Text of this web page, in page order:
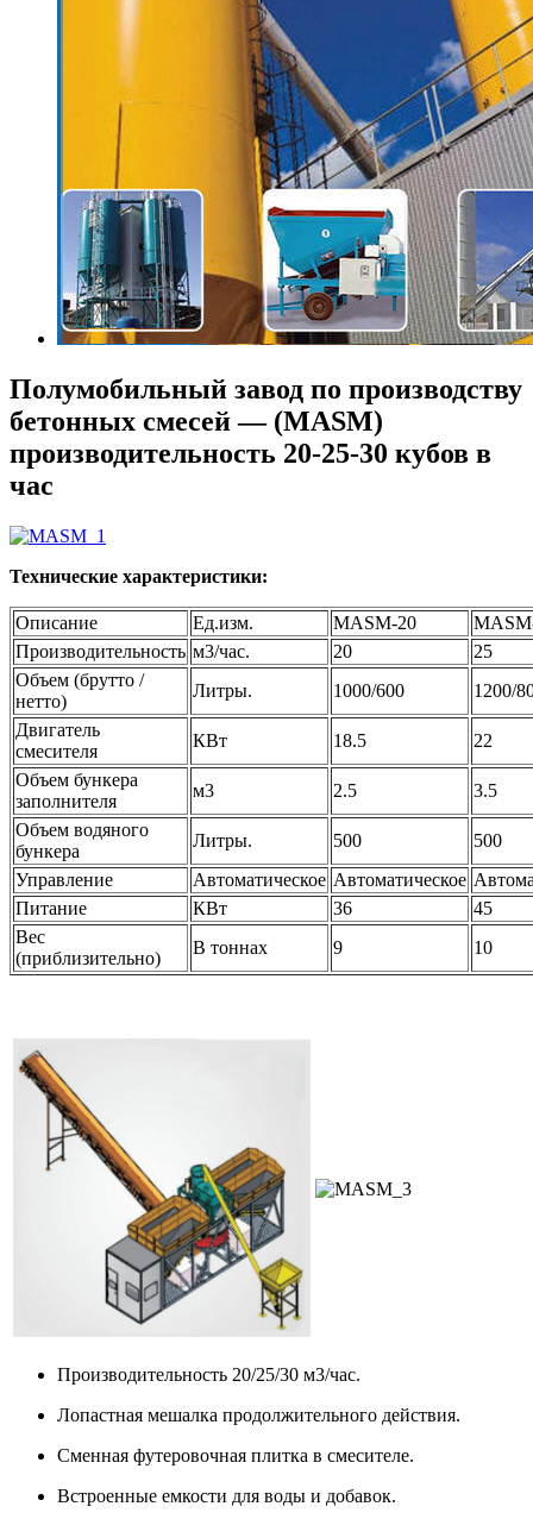
Полумобильный завод по производству
бетонных смесей — (MASM)
производительность 20-25-30 кубов в
час
Технические характеристики:
Описание Ед.изм. MASM-20
Производительность м3/час. 20
25
Объем (брутто /
нетто)
Литры. 1000/600
1200/
Двигатель
смесителя
КВт 18.5
22
Объем бункера
заполнителя
м3 2.5
3.5
Объем водяного
бункера
Литры. 500
500
Управление
Автоматическое Автоматическое
Питание
КВт 36
45
Вес
(приблизительно)
В тоннах 9 10
Производительность 20/25/30 м3/час.
Лопастная мешалка продолжительного действия.
Сменная футеровочная плитка в смесителе.
Встроенные емкости для воды и добавок.